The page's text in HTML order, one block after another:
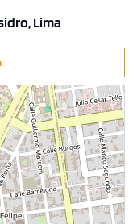
16
Lima